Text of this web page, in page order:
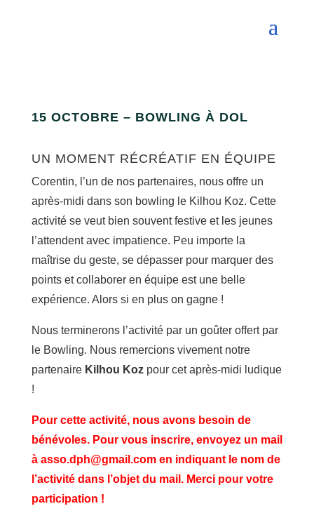
15 OCTOBRE – BOWLING À DOL
UN MOMENT RÉCRÉATIF EN ÉQUIPE
Corentin, l’un de nos partenaires, nous offre un
après-midi dans son bowling le Kilhou Koz. Cette
activité se veut bien souvent festive et les jeunes
l’attendent avec impatience. Peu importe la
maîtrise du geste, se dépasser pour marquer des
points et collaborer en équipe est une belle
expérience. Alors si en plus on gagne !
Nous terminerons l’activité par un goûter offert par
le Bowling. Nous remercions vivement notre
partenaire Kilhou Kozpour cet après-midi ludique
!
Pour cette activité, nous avons besoin de
bénévoles. Pour vous inscrire, envoyez un mail
à asso.dph@gmail.com en indiquant le nom de
l’activité dans l’objet du mail. Merci pour votre
participation !